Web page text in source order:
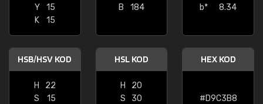
Y
15
K
15
B
184
b*
8.34
HSB/HSV KOD
H
22
S
15
HSL KOD
H
20
S
30
HEX KOD
#D9C3B8